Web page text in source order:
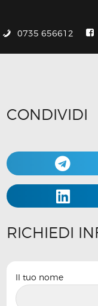
0735 656612
CONDIVIDI
RICHIEDI
Il tuo nome